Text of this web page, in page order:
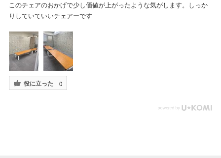
このチェアのおかげで少し価値が上がったような気がします。しっか
りしていていいチェアーです
役に立った 0